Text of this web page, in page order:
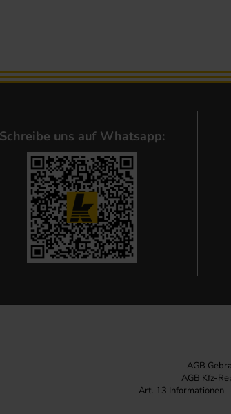
Schreibe uns auf Whatsapp:
AGB
AGB Kfz-
Art. 13 Informationen